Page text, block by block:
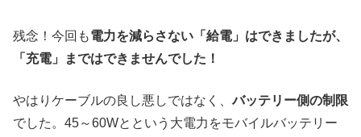
残念！今回も電力を減らさない「給電」はできましたが、
「充電」まではできませんでした！
やはりケーブルの良し悪しではなく、バッテリー側の制限
でした。45～60Wとという大電力をモバイルバッテリー